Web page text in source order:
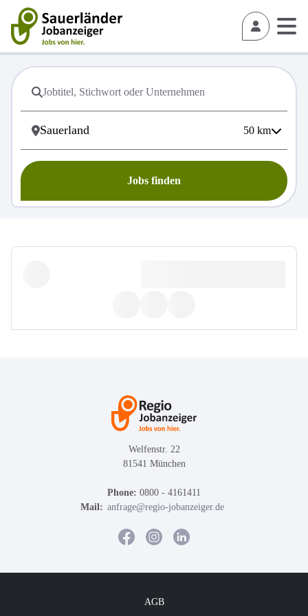
50 km
Jobs finden
Welfenstr. 22
81541 München
Phone: 0800 - 4161411
Mail: anfrage@regio-jobanzeiger.de
AGB